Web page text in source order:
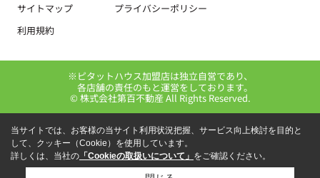
サイトマップ
プライバシーポリシー
利用規約
※ピタットハウス加盟店は独立自営であり、
各店舗の責任のもと運営をしております。
© 株式会社第百不動産 All Rights Reserved.
当サイトでは、お客様の当サイト利用状況把握、サービス向上検討を目的と
して、クッキー（Cookie）を使用しています。
詳しくは、当社の 「Cookieの取扱いについて」 をご確認ください。